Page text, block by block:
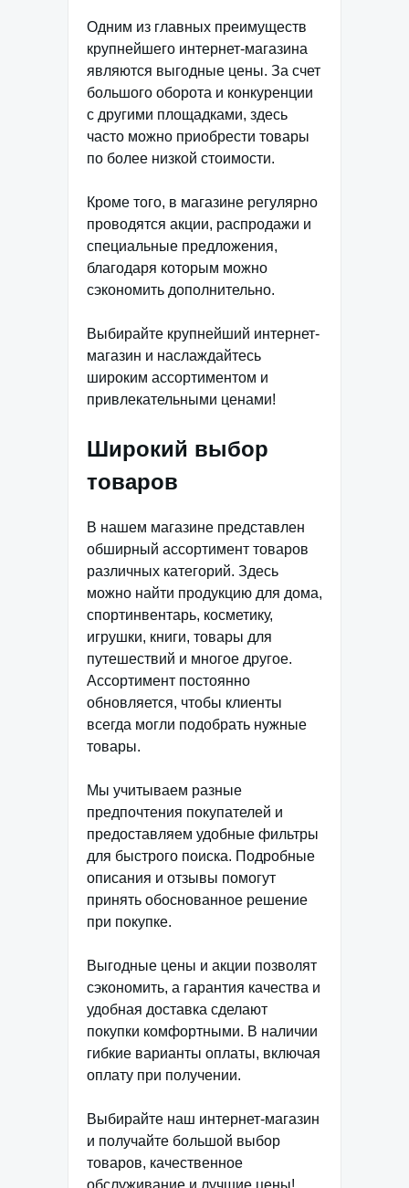
Одним из главных преимуществ
крупнейшего интернет-магазина
являются выгодные цены. За счет
большого оборота и конкуренции
с другими площадками, здесь
часто можно приобрести товары
по более низкой стоимости.
Кроме того, в магазине регулярно
проводятся акции, распродажи и
специальные предложения,
благодаря которым можно
сэкономить дополнительно.
Выбирайте крупнейший интернет-
магазин и наслаждайтесь
широким ассортиментом и
привлекательными ценами!
Широкий выбор
товаров
В нашем магазине представлен
обширный ассортимент товаров
различных категорий. Здесь
можно найти продукцию для дома,
спортинвентарь, косметику,
игрушки, книги, товары для
путешествий и многое другое.
Ассортимент постоянно
обновляется, чтобы клиенты
всегда могли подобрать нужные
товары.
Мы учитываем разные
предпочтения покупателей и
предоставляем удобные фильтры
для быстрого поиска. Подробные
описания и отзывы помогут
принять обоснованное решение
при покупке.
Выгодные цены и акции позволят
сэкономить, а гарантия качества и
удобная доставка сделают
покупки комфортными. В наличии
гибкие варианты оплаты, включая
оплату при получении.
Выбирайте наш интернет-магазин
и получайте большой выбор
товаров, качественное